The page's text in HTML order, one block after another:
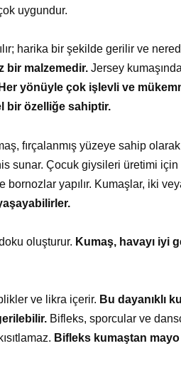
uygundur.
harika bir şekilde gerilir ve
bir malzemedir. Jersey
Her yönüyle çok işlevli ve
bir özelliğe sahiptir.
fırçalanmış yüzeye sahip olarak
sunar. Çocuk giysileri üretimi
yapılır. Kumaşlar, iki
oluşturur. Kumaş, havayı iyi
ve likra içerir. Bu dayanıklı
Bifleks, sporcular ve
Bifleks kumaştan mayo